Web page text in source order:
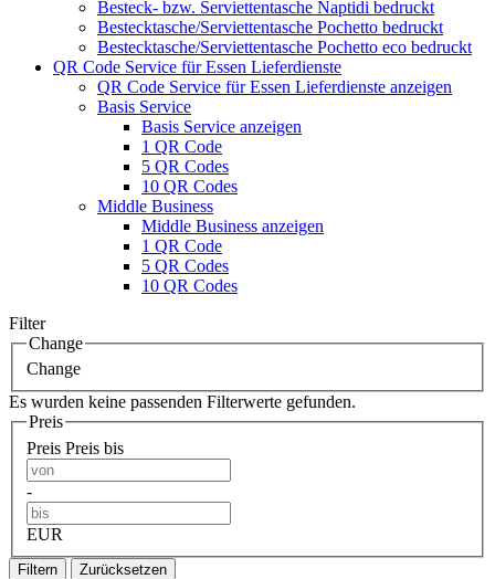
Besteck- bzw. Serviettentasche Naptidi bedruckt
Bestecktasche/Serviettentasche Pochetto bedruckt
Bestecktasche/Serviettentasche Pochetto eco bedruckt
QR Code Service für Essen Lieferdienste
QR Code Service für Essen Lieferdienste anzeigen
Basis Service
Basis Service anzeigen
1 QR Code
5 QR Codes
10 QR Codes
Middle Business
Middle Business anzeigen
1 QR Code
5 QR Codes
10 QR Codes
Filter
Change
Change
Es wurden keine passenden Filterwerte gefunden.
Preis
Preis Preis bis
-
EUR
Filtern Zurücksetzen